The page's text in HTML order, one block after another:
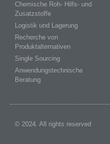
Chemische Roh- Hilfs- und
Zusatzstoffe
Logistik und Lagerung
Recherche von
Produktalternativen
Single Sourcing
Anwendungstechnische
Beratung
© 2024. All rights reserved